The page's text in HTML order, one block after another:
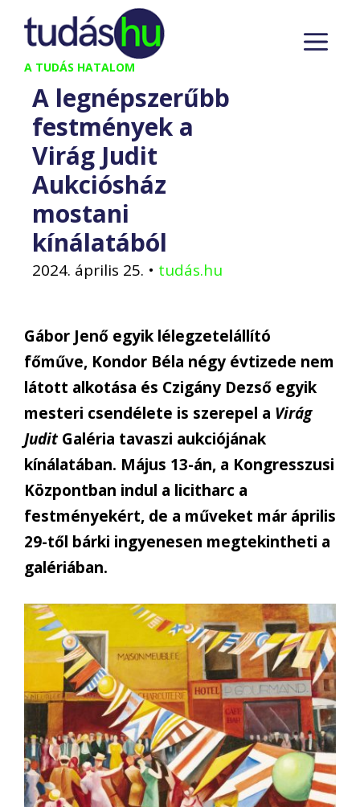
Kilépés
tartalomba
A TUDÁS HATALOM
A legnépszerűbb
festmények a
Virág Judit
Aukciósház
mostani
kínálatából
2024. április 25. • tudás.hu
Gábor Jenő egyik lélegzetelállító
főműve, Kondor Béla négy évtizede nem
látott alkotása és Czigány Dezső egyik
mesteri csendélete is szerepel a Virág
Judit Galéria tavaszi aukciójának
kínálatában. Május 13-án, a Kongresszusi
Központban indul a licitharc a
festményekért, de a műveket már április
29-től bárki ingyenesen megtekintheti a
galériában.